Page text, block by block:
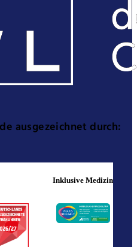
ausgezeichnet durch:
Inklusive Medizin